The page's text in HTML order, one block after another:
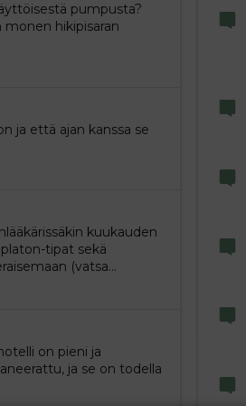
pumpusta?
hikipisaran
ja että ajan kanssa se
kuukauden
tipat sekä
(vatsa...
on pieni ja
ja se on todella